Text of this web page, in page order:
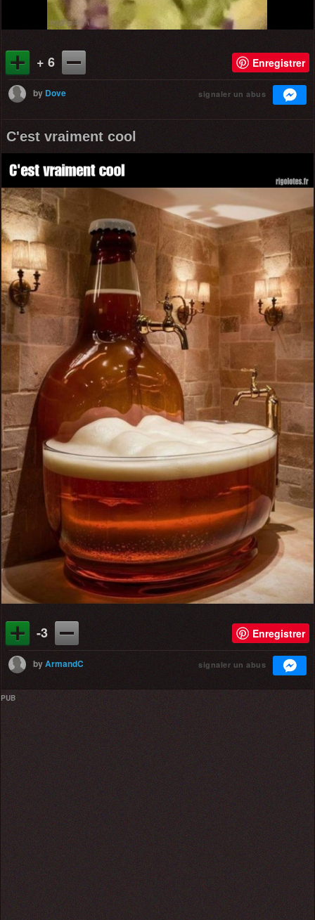
+ 6 Enregistrer
by Dove signaler un abus
C'est vraiment cool
-3 Enregistrer
byArmandC signaler un abus
PUB